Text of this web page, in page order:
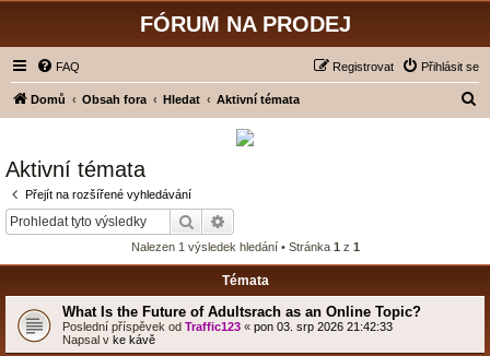
FÓRUM NA PRODEJ
FAQ Přihlásit se
Registrovat
Domů Obsah fora Hledat Aktivní témata
Aktivní témata
Přejít na rozšířené vyhledávání
Hledat
Nalezen 1 výsledek hledání • Stránka 1 z 1
Témata
What Is the Future of Adultsrach as an Online Topic?
Poslední příspěvek od Traffic123 « pon 03. srp 2026 21:42:33
Napsal v ke kávě